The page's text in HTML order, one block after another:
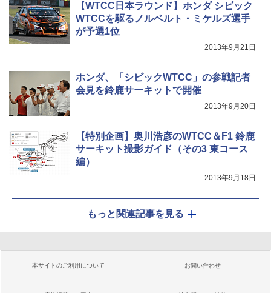
【WTCC日本ラウンド】ホンダ シビック
WTCCを駆るノルベルト・ミケルズ選手
が予選1位
2013年9月21日
ホンダ、「シビックWTCC」の参戦記者
会見を鈴鹿サーキットで開催
2013年9月20日
【特別企画】奥川浩彦のWTCC＆F1 鈴鹿
サーキット撮影ガイド（その3 東コース
編）
2013年9月18日
もっと関連記事を見る
本サイトのご利用について お問い合わせ